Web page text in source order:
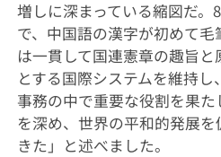
増しに深まっている縮図だ。
で、中国語の漢字が初めて
は一貫して国連憲章の趣旨
とする国際システムを維持
事務の中で重要な役割を果
を深め、世界の平和的発展
きた」と述べました。